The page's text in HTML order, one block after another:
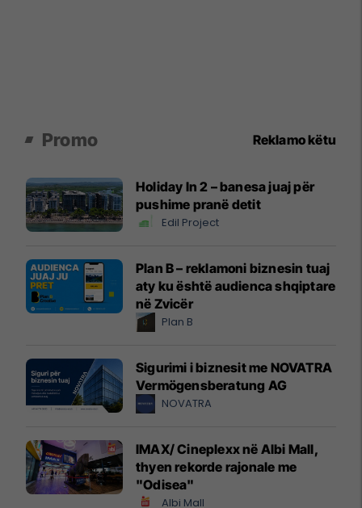
Promo Reklamo këtu
Holiday In 2 – banesa juaj për
pushime pranë detit
Edil Project
Plan B – reklamoni biznesin tuaj
aty ku është audienca shqiptare
në Zvicër
Plan B
Sigurimi i biznesit me NOVATRA
Vermögensberatung AG
NOVATRA
IMAX/ Cineplexx në Albi Mall,
thyen rekorde rajonale me
"Odisea"
Albi Mall